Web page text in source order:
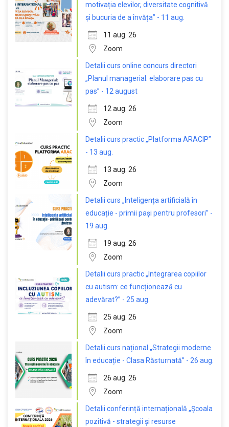
motivația elevilor, diversitate cognitivă
și bucuria de a învăța” - 11 aug.
11 aug. 26
Zoom
Detalii curs online concurs directori
„Planul managerial: elaborare pas cu
pas” - 12 august
12 aug. 26
Zoom
Detalii curs practic „Platforma ARACIP”
- 13 aug.
13 aug. 26
Zoom
Detalii curs „Inteligența artificială în
educație - primii pași pentru profesori” -
19 aug.
19 aug. 26
Zoom
Detalii curs practic „Integrarea copiilor
cu autism: ce funcționează cu
adevărat?” - 25 aug.
25 aug. 26
Zoom
Detalii curs național „Strategii moderne
în educație - Clasa Răsturnată” - 26 aug.
26 aug. 26
Zoom
Detalii conferință internațională „Școala
pozitivă - strategii și resurse